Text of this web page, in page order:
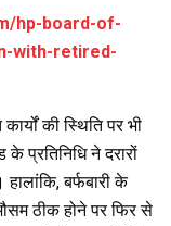
hp-board-of-
with-retired-
की स्थिति पर भी
प्रतिनिधि ने दरारों
बर्फबारी के
ठीक होने पर फिर से